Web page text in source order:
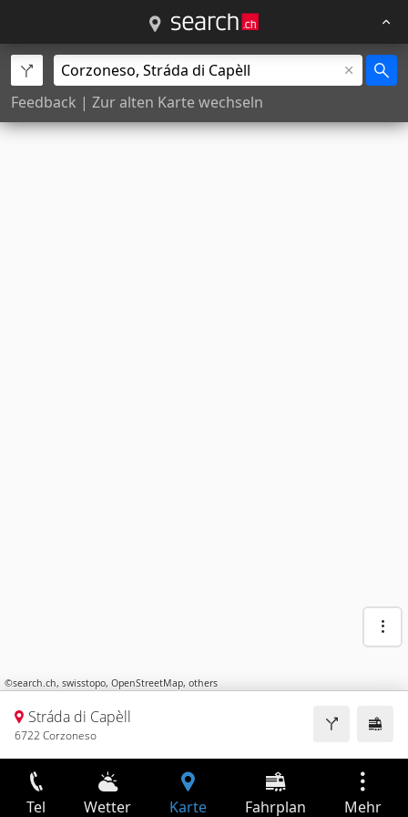
Feedback | Zur alten Karte wechseln
©search.ch, swisstopo, OpenStreetMap, others
Stráda di Capèll
6722 Corzoneso
Tel Wetter Karte Fahrplan Mehr